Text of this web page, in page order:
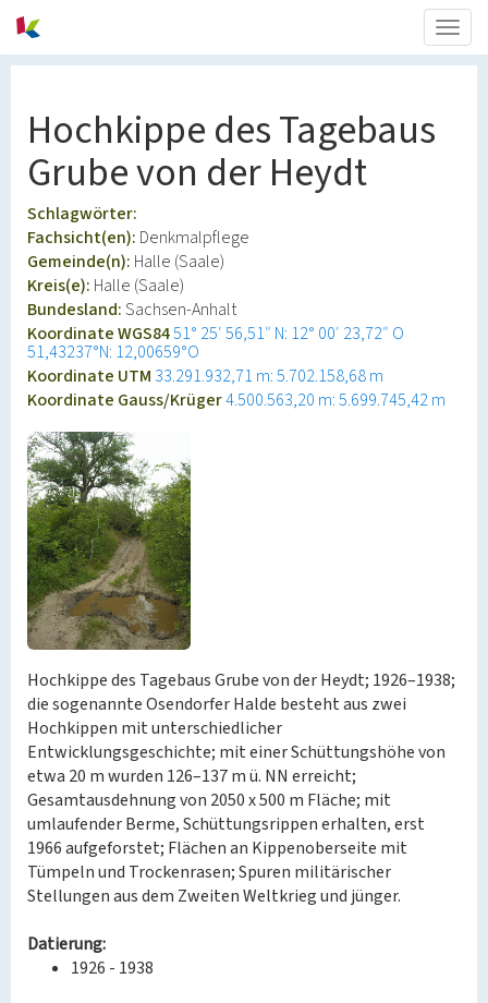
Hochkippe des Tagebaus
Grube von der Heydt
Schlagwörter:
Fachsicht(en): Denkmalpflege
Gemeinde(n): Halle (Saale)
Kreis(e): Halle (Saale)
Bundesland:Sachsen-Anhalt
Koordinate WGS8451° 25′ 56,51″ N: 12° 00′ 23,72″ O
51,43237°N: 12,00659°O
Koordinate UTM 33.291.932,71 m: 5.702.158,68 m
Koordinate Gauss/Krüger4.500.563,20 m: 5.699.745,42 m
Hochkippe des Tagebaus Grube von der Heydt; 1926–1938;
die sogenannte Osendorfer Halde besteht aus zwei
Hochkippen mit unterschiedlicher
Entwicklungsgeschichte; mit einer Schüttungshöhe von
etwa 20 m wurden 126–137 m ü. NN erreicht;
Gesamtausdehnung von 2050 x 500 m Fläche; mit
umlaufender Berme, Schüttungsrippen erhalten, erst
1966 aufgeforstet; Flächen an Kippenoberseite mit
Tümpeln und Trockenrasen; Spuren militärischer
Stellungen aus dem Zweiten Weltkrieg und jünger.
Datierung:
1926 - 1938